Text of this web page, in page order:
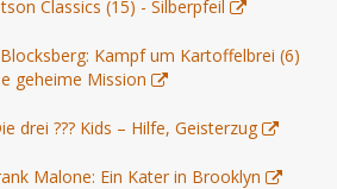
Classics (15) - Silberpfeil
Kampf um Kartoffelbrei (6)
geheime Mission
drei ??? Kids – Hilfe, Geisterzug
Malone: Ein Kater in Brooklyn